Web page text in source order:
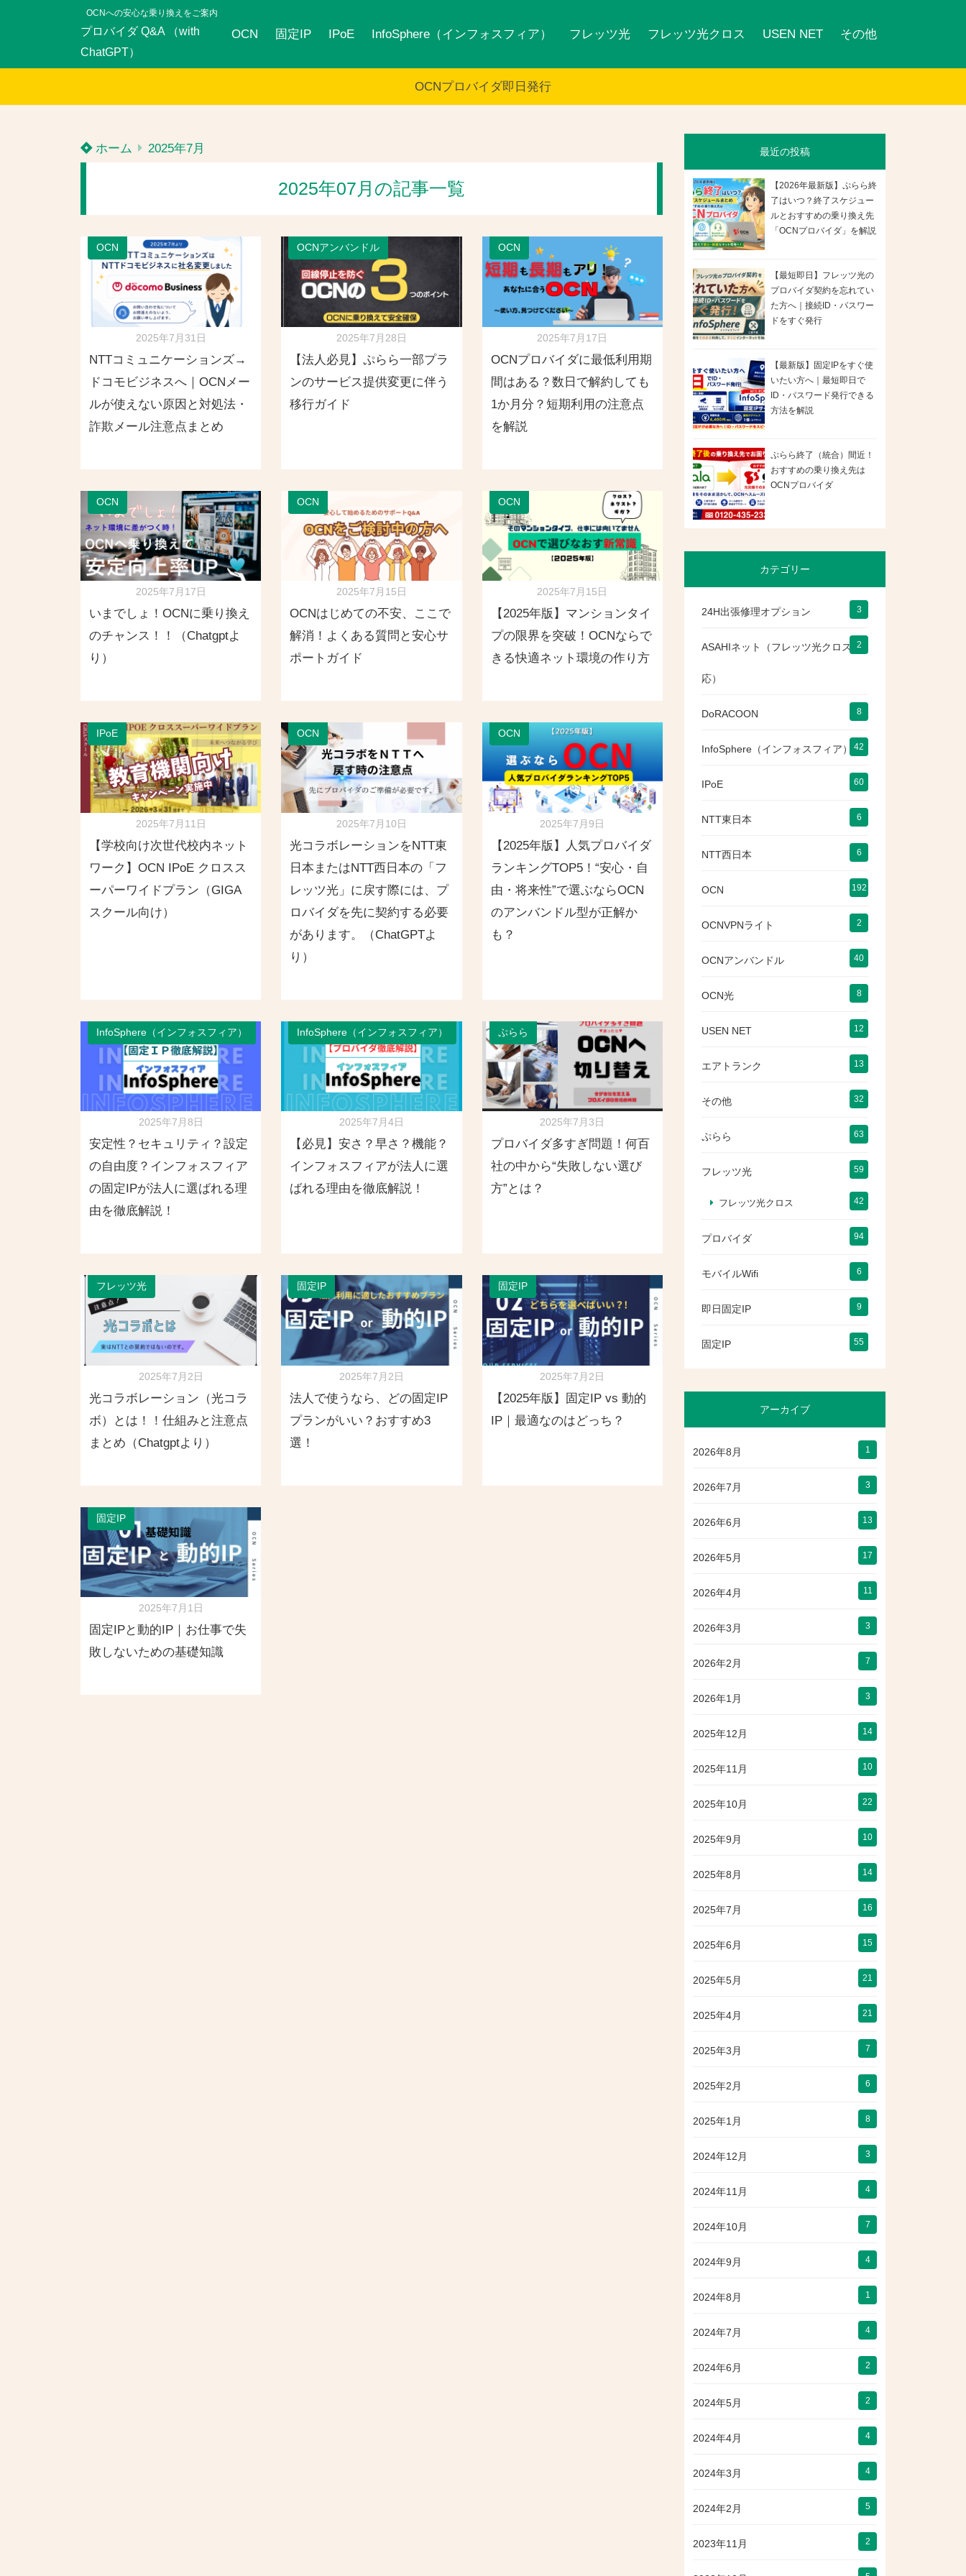
OCNへの安心な乗り換えをご案内
プロバイダ Q&A （with
ChatGPT）
OCN 固定IP IPoE InfoSphere（インフォスフィア） フレッツ光 フレッツ光クロス USEN NET その他
OCNプロバイダ即日発行
ホーム 2025年7月
2025年07月の記事一覧
OCN
2025年7月31日
NTTコミュニケーションズ→
ドコモビジネスへ｜OCNメー
ルが使えない原因と対処法・
詐欺メール注意点まとめ
OCNアンバンドル
2025年7月28日
【法人必見】ぷらら一部プラ
ンのサービス提供変更に伴う
移行ガイド
OCN
2025年7月17日
OCNプロバイダに最低利用期
間はある？数日で解約しても
1か月分？短期利用の注意点
を解説
OCN
2025年7月17日
いまでしょ！OCNに乗り換え
のチャンス！！（Chatgptよ
り）
OCN
2025年7月15日
OCNはじめての不安、ここで
解消！よくある質問と安心サ
ポートガイド
OCN
2025年7月15日
【2025年版】マンションタイ
プの限界を突破！OCNならで
きる快適ネット環境の作り方
IPoE
2025年7月11日
【学校向け次世代校内ネット
ワーク】OCN IPoE クロスス
ーパーワイドプラン（GIGA
スクール向け）
OCN
2025年7月10日
光コラボレーションをNTT東
日本またはNTT西日本の「フ
レッツ光」に戻す際には、プ
ロバイダを先に契約する必要
があります。（ChatGPTよ
り）
OCN
2025年7月9日
【2025年版】人気プロバイダ
ランキングTOP5！“安心・自
由・将来性”で選ぶならOCN
のアンバンドル型が正解か
も？
InfoSphere（インフォスフィア）
2025年7月8日
安定性？セキュリティ？設定
の自由度？インフォスフィア
の固定IPが法人に選ばれる理
由を徹底解説！
InfoSphere（インフォスフィア）
2025年7月4日
【必見】安さ？早さ？機能？
インフォスフィアが法人に選
ばれる理由を徹底解説！
ぷらら
2025年7月3日
プロバイダ多すぎ問題！何百
社の中から“失敗しない選び
方”とは？
フレッツ光
2025年7月2日
光コラボレーション（光コラ
ボ）とは！！仕組みと注意点
まとめ（Chatgptより）
固定IP
2025年7月2日
法人で使うなら、どの固定IP
プランがいい？おすすめ3
選！
固定IP
2025年7月2日
【2025年版】固定IP vs 動的
IP｜最適なのはどっち？
固定IP
2025年7月1日
固定IPと動的IP｜お仕事で失
敗しないための基礎知識
最近の投稿
【2026年最新版】ぷらら終
了はいつ？終了スケジュー
ルとおすすめの乗り換え先
「OCNプロバイダ」を解説
【最短即日】フレッツ光の
プロバイダ契約を忘れてい
た方へ｜接続ID・パスワー
ドをすぐ発行
【最新版】固定IPをすぐ使
いたい方へ｜最短即日で
ID・パスワード発行できる
方法を解説
ぷらら終了（統合）間近！
おすすめの乗り換え先は
OCNプロバイダ
カテゴリー
24H出張修理オプション 3
ASAHIネット（フレッツ光クロス対
応）
2
DoRACOON 8
InfoSphere（インフォスフィア） 42
IPoE 60
NTT東日本 6
NTT西日本 6
OCN 192
OCNVPNライト 2
OCNアンバンドル 40
OCN光 8
USEN NET 12
エアトランク 13
その他 32
ぷらら 63
フレッツ光 59
フレッツ光クロス 42
プロバイダ 94
モバイルWifi 6
即日固定IP 9
固定IP 55
アーカイブ
2026年8月 1
2026年7月 3
2026年6月 13
2026年5月 17
2026年4月 11
2026年3月 3
2026年2月 7
2026年1月 3
2025年12月 14
2025年11月 10
2025年10月 22
2025年9月 10
2025年8月 14
2025年7月 16
2025年6月 15
2025年5月 21
2025年4月 21
2025年3月 7
2025年2月 6
2025年1月 8
2024年12月 3
2024年11月 4
2024年10月 7
2024年9月 4
2024年8月 1
2024年7月 4
2024年6月 2
2024年5月 2
2024年4月 4
2024年3月 4
2024年2月 5
2023年11月 2